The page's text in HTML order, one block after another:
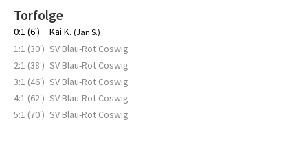
Torfolge
0:1 (6') Kai K. (Jan S.)
1:1 (30') SV Blau-Rot Coswig
2:1 (38') SV Blau-Rot Coswig
3:1 (46') SV Blau-Rot Coswig
4:1 (62') SV Blau-Rot Coswig
5:1 (70') SV Blau-Rot Coswig